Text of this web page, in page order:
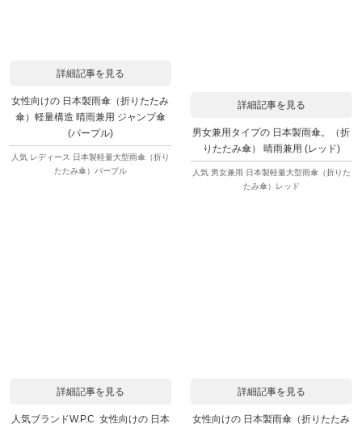
詳細記事を見る
女性向けの 日本製雨傘（折りたたみ
傘）軽量構造 晴雨兼用 ジャンプ傘
(パープル)
人気 レディース 日本製軽量大型雨傘（折り
たたみ傘）パープル
詳細記事を見る
男女兼用タイプの 日本製雨傘。（折
りたたみ傘） 晴雨兼用 (レッド)
人気 男女兼用 日本製軽量大型雨傘（折りた
たみ傘）レッド
詳細記事を見る
人気ブランドW.P.C 女性向けの 日本
詳細記事を見る
女性向けの 日本製雨傘（折りたたみ